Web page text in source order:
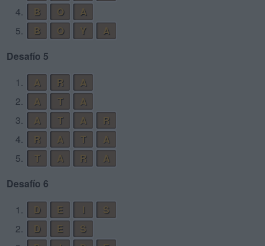
4.
B O
A
5.
B O Y
A
Desafío 5
1.
A R
A
2.
A T
A
3.
A T A
R
4.
R A T
A
5.
T A R
A
Desafío 6
1.
D E
S
2.
D E
S